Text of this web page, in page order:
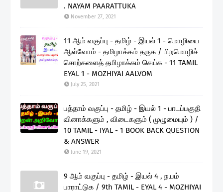
. NAYAM PAARATTUKA
November 27, 2021
11 ஆம் வகுப்பு - தமிழ் - இயல் 1 - மொழியை
ஆள்வோம் - தமிழாக்கம் தருக / பிறமொழிச்
சொற்களைத் தமிழாக்கம் செய்க - 11 TAMIL
EYAL 1 - MOZHIYAI AALVOM
July 25, 2021
பத்தாம் வகுப்பு - தமிழ் - இயல் 1 - பாடப்பகுதி
வினாக்களும் , விடைகளும் ( முழுமையும் ) /
10 TAMIL - IYAL - 1 BOOK BACK QUESTION
& ANSWER
June 19, 2021
9 ஆம் வகுப்பு - தமிழ் - இயல் 4 , நயம்
பாராட்டுக / 9th TAMIL - EYAL 4 - MOZHIYAI